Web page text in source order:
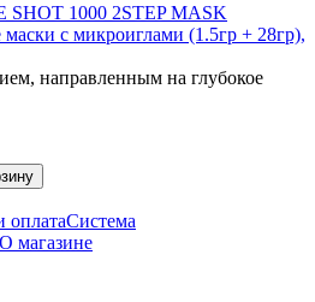
1000 2STEP MASK
с микроиглами (1.5гр + 28гр),
направленным на глубокое
оплатаСистема
О магазине